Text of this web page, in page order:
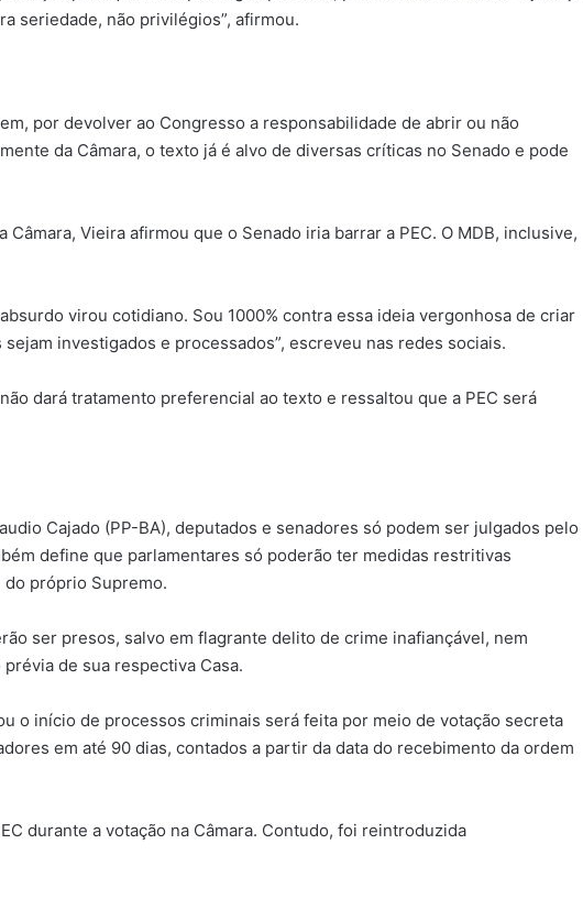
seriedade, não privilégios”, afirmou.
por devolver ao Congresso a responsabilidade de abrir ou não
da Câmara, o texto já é alvo de diversas críticas no Senado e pode
Câmara, Vieira afirmou que o Senado iria barrar a PEC. O MDB, inclusive,
virou cotidiano. Sou 1000% contra essa ideia vergonhosa de criar
investigados e processados”, escreveu nas redes sociais.
dará tratamento preferencial ao texto e ressaltou que a PEC será
Cajado (PP-BA), deputados e senadores só podem ser julgados pelo
define que parlamentares só poderão ter medidas restritivas
próprio Supremo.
ser presos, salvo em flagrante delito de crime inafiançável, nem
de sua respectiva Casa.
o início de processos criminais será feita por meio de votação secreta
em até 90 dias, contados a partir da data do recebimento da ordem
durante a votação na Câmara. Contudo, foi reintroduzida